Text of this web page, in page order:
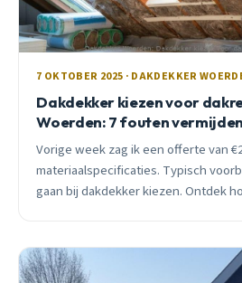
7 OKTOBER 2025 · DAKDEKKER
Dakdekker kiezen voor
Woerden: 7 fouten vermijden
Vorige week zag ik een offerte van
materiaalspecificaties. Typisch
gaan bij dakdekker kiezen. Ontdek